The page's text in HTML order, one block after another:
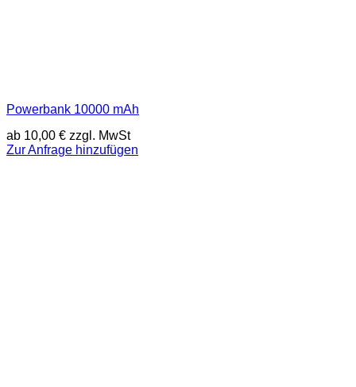
Powerbank 10000 mAh
ab 10,00 € zzgl. MwSt
Zur Anfrage hinzufügen